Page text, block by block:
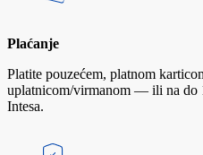
Plaćanje
Platite pouzećem, platnom
uplatnicom/virmanom — ili na do
Intesa.